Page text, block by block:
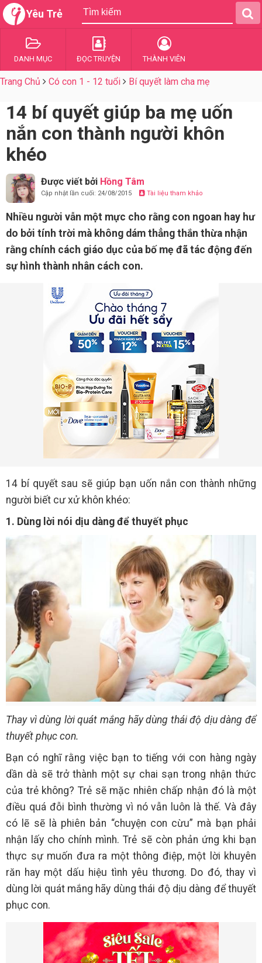
Yêu Trẻ
DANH MỤC ĐỌC TRUYỆN THÀNH VIÊN
Trang Chủ Có con 1 - 12 tuổi Bí quyết làm cha mẹ
14 bí quyết giúp ba mẹ uốn
nắn con thành người khôn
khéo
Được viết bởi Hồng Tâm
Cập nhật lần cuối: 24/08/2015 Tài liệu tham khảo
Nhiều người vẫn một mực cho rằng con ngoan hay hư
do bởi tính trời mà không dám thẳng thắn thừa nhận
rằng chính cách giáo dục của bố mẹ đã tác động đến
sự hình thành nhân cách con.
14 bí quyết sau sẽ giúp bạn uốn nắn con thành những
người biết cư xử khôn khéo:
1. Dùng lời nói dịu dàng để thuyết phục
Thay vì dùng lời quát mắng hãy dùng thái độ dịu dàng để
thuyết phục con.
Bạn có nghĩ rằng việc bạn to tiếng với con hàng ngày
dần dà sẽ trở thành một sự chai sạn trong nhận thức
của trẻ không? Trẻ sẽ mặc nhiên chấp nhận đó là một
điều quá đỗi bình thường vì nó vẫn luôn là thế. Và đây
có lẽ sẽ là phiên bản “chuyện con cừu” mà bạn phải
nhận lấy cho chính mình. Trẻ sẽ còn phản ứng khi bạn
thực sự muốn đưa ra một thông điệp, một lời khuyên
răn hay một dấu hiệu tình yêu thương. Do đó, thay vì
dùng lời quát mắng hãy dùng thái độ dịu dàng để thuyết
phục con.